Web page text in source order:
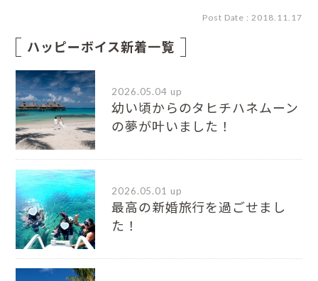
Post Date : 2018.11.17
ハッピーボイス新着一覧
2026.05.04 up
幼い頃からのタヒチハネムーン
の夢が叶いました！
2026.05.01 up
最高の新婚旅行を過ごせまし
た！